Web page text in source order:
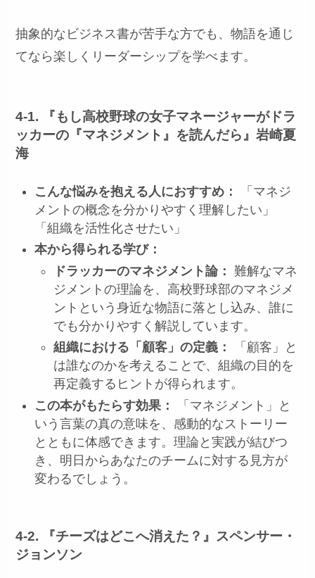
抽象的なビジネス書が苦手な方でも、物語を通じ
てなら楽しくリーダーシップを学べます。
4-1. 『もし高校野球の女子マネージャーがドラ
ッカーの『マネジメント』を読んだら』岩崎夏
海
こんな悩みを抱える人におすすめ：
「マネジ
メントの概念を分かりやすく理解したい」
「組織を活性化させたい」
本から得られる学び：
ドラッカーのマネジメント論： 難解なマネ
ジメントの理論を、高校野球部のマネジメ
ントという身近な物語に落とし込み、誰に
でも分かりやすく解説しています。
組織における「顧客」の定義：
「顧客」と
は誰なのかを考えることで、組織の目的を
再定義するヒントが得られます。
この本がもたらす効果：
「マネジメント」と
いう言葉の真の意味を、感動的なストーリー
とともに体感できます。理論と実践が結びつ
き、明日からあなたのチームに対する見方が
変わるでしょう。
4-2. 『チーズはどこへ消えた？』スペンサー・
ジョンソン